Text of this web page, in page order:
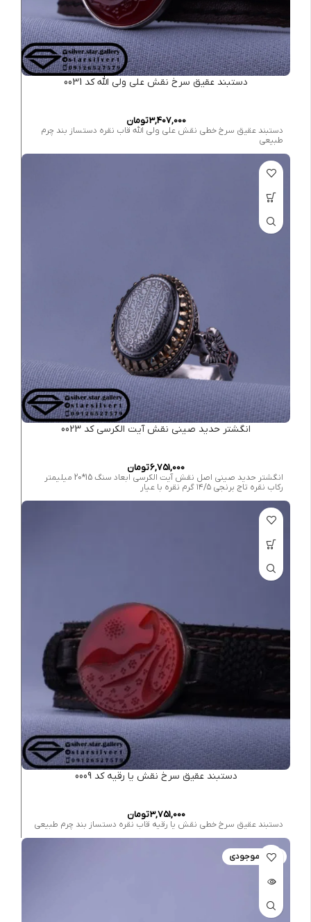
دستبند عقیق سرخ نقش علی ولی الله کد 0031
3,407,000تومان
دستبند عقیق سرخ خطی نقش علی ولی الله قاب نقره دستساز بند چرم
طبیعی
انگشتر حدید صینی نقش آیت الکرسی کد 0023
6,751,000تومان
انگشتر حدید صینی اصل نقش آیت الکرسی ابعاد سنگ 15*20 میلیمتر
رکاب نقره تاج برنجی ۱۴/۵ گرم نقره با عیار
دستبند عقیق سرخ نقش یا رقیه کد 0009
3,751,000تومان
دستبند عقیق سرخ خطی نقش یا رقیه قاب نقره دستساز بند چرم طبیعی
اتمام موجودی